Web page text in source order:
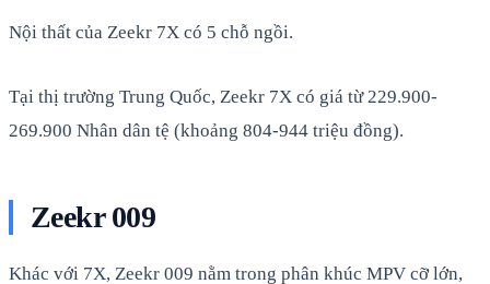
Nội thất của Zeekr 7X có 5 chỗ ngồi.
Tại thị trường Trung Quốc, Zeekr 7X có giá từ 229.900-
269.900 Nhân dân tệ (khoảng 804-944 triệu đồng).
Zeekr 009
Khác với 7X, Zeekr 009 nằm trong phân khúc MPV cỡ lớn,